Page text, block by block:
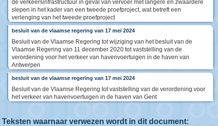
de verkeersinfrastructuur in geval van vervoer met langere en zwaardere
slepen in het kader van een tweede proefproject, wat betreft een
verlenging van het tweede proefproject
besluit van de vlaamse regering van 17 mei 2024
Besluit van de Vlaamse Regering tot wijziging van het besluit van de
Vlaamse Regering van 11 december 2020 tot vaststelling van de
verordening voor het verkeer van havenvoertuigen in de haven van
Antwerpen
besluit van de vlaamse regering van 17 mei 2024
Besluit van de Vlaamse Regering tot vaststelling van de verordening voor
het verkeer van havenvoertuigen in de haven van Gent
Teksten waarnaar verwezen wordt in dit document: